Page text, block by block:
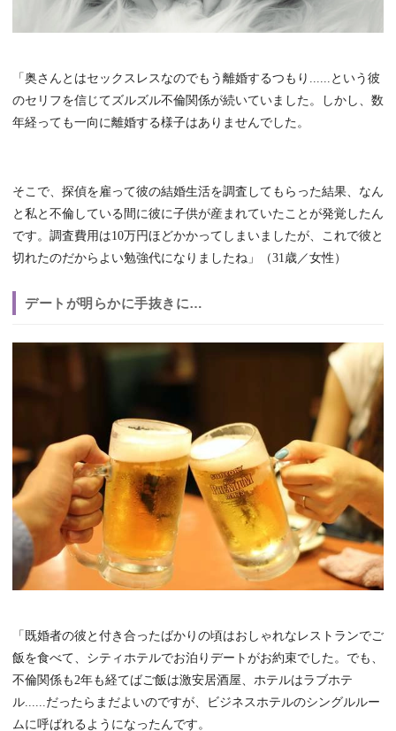
「奥さんとはセックスレスなのでもう離婚するつもり......という彼
のセリフを信じてズルズル不倫関係が続いていました。しかし、数
年経っても一向に離婚する様子はありませんでした。
そこで、探偵を雇って彼の結婚生活を調査してもらった結果、なん
と私と不倫している間に彼に子供が産まれていたことが発覚したん
です。調査費用は10万円ほどかかってしまいましたが、これで彼と
切れたのだからよい勉強代になりましたね」（31歳／女性）
デートが明らかに手抜きに…
「既婚者の彼と付き合ったばかりの頃はおしゃれなレストランでご
飯を食べて、シティホテルでお泊りデートがお約束でした。でも、
不倫関係も2年も経てばご飯は激安居酒屋、ホテルはラブホテ
ル......だったらまだよいのですが、ビジネスホテルのシングルルー
ムに呼ばれるようになったんです。